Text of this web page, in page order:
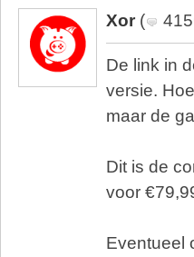
Xor (
De link in
versie.
maar de
Dit is de
voor
Eventueel